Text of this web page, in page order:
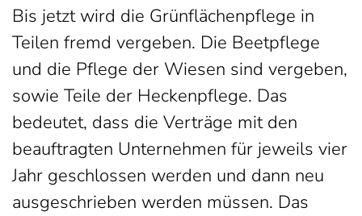
Bis jetzt wird die Grünflächenpflege in
Teilen fremd vergeben. Die Beetpflege
und die Pflege der Wiesen sind vergeben,
sowie Teile der Heckenpflege. Das
bedeutet, dass die Verträge mit den
beauftragten Unternehmen für jeweils vier
Jahr geschlossen werden und dann neu
ausgeschrieben werden müssen. Das